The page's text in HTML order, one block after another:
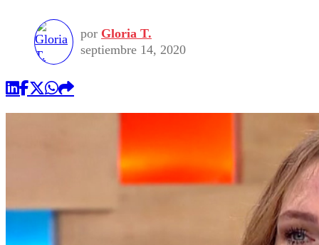
Universidad Católica
Universidad de Chile
Política
Sustentabilidad
Comercial
por Gloria T.
septiembre 14, 2020